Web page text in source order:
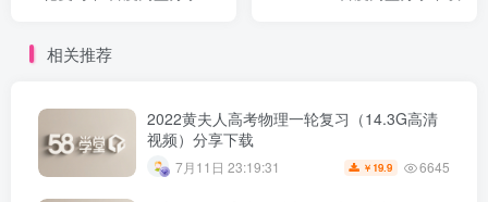
相关推荐
2022黄夫人高考物理一轮复习（14.3G高清
视频）分享下载
7月11日 23:19:31 ￥ 19.9 6645